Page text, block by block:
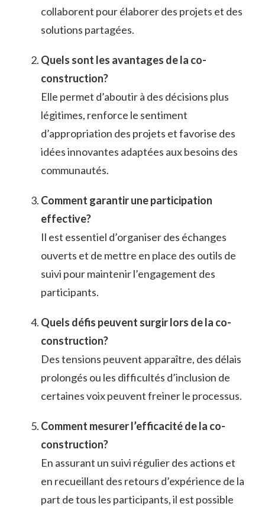
collaborent pour élaborer des projets et des
solutions partagées.
Quels sont les avantages de la co-
construction?
Elle permet d’aboutir à des décisions plus
légitimes, renforce le sentiment
d’appropriation des projets et favorise des
idées innovantes adaptées aux besoins des
communautés.
Comment garantir une participation
effective?
Il est essentiel d’organiser des échanges
ouverts et de mettre en place des outils de
suivi pour maintenir l’engagement des
participants.
Quels défis peuvent surgir lors de la co-
construction?
Des tensions peuvent apparaître, des délais
prolongés ou les difficultés d’inclusion de
certaines voix peuvent freiner le processus.
Comment mesurer l’efficacité de la co-
construction?
En assurant un suivi régulier des actions et
en recueillant des retours d’expérience de la
part de tous les participants, il est possible